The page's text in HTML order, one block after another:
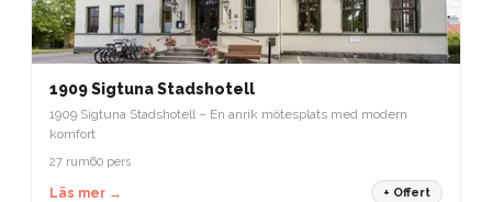
1909 Sigtuna Stadshotell
1909 Sigtuna Stadshotell – En anrik mötesplats med modern
komfort
27 rum60 pers
Läs mer → + Offert